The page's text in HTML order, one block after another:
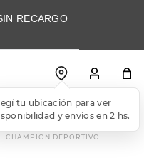
RECARGO
tu ubicación para ver
y envíos en 2 hs.
CHAMPION DEPORTIVO
MÁS